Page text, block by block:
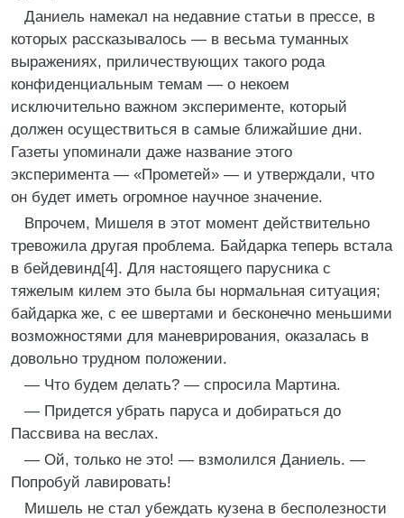
Даниель намекал на недавние статьи в прессе, в
которых рассказывалось — в весьма туманных
выражениях, приличествующих такого рода
конфиденциальным темам — о некоем
исключительно важном эксперименте, который
должен осуществиться в самые ближайшие дни.
Газеты упоминали даже название этого
эксперимента — «Прометей» — и утверждали, что
он будет иметь огромное научное значение.
Впрочем, Мишеля в этот момент действительно
тревожила другая проблема. Байдарка теперь встала
в бейдевинд[4]. Для настоящего парусника с
тяжелым килем это была бы нормальная ситуация;
байдарка же, с ее швертами и бесконечно меньшими
возможностями для маневрирования, оказалась в
довольно трудном положении.
— Что будем делать? — спросила Мартина.
— Придется убрать паруса и добираться до
Пассвива на веслах.
— Ой, только не это! — взмолился Даниель. —
Попробуй лавировать!
Мишель не стал убеждать кузена в бесполезности